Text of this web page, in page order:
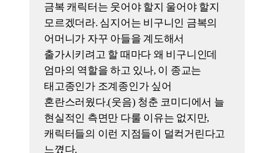
잘하는데 <스물>이라는 필모그래피까지
가지고 있으니 캐스팅할 때 워낙 탐이
났을 것 같다. 그런데 너무 연기를 잘하고
농익어서 태정은 그가 하기엔 너무 젊은
역할처럼 느껴졌다. 그건 도진 역을 맡은
김영광 배우도 마찬가지다. <퍼스트
라이드>를 보면서 배우의 물리적인
나이는 캐릭터와 떼려야 뗄 수 없다고
생각하게 되었다. 한선화 배우도 <
술꾼도시여자들>에서 이미 어느 정도
커리어도 있고 술도 좀 먹을 줄 아는